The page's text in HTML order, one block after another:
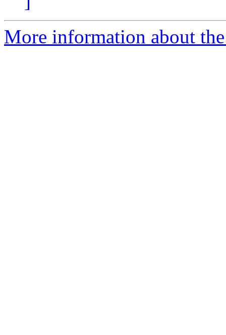
More information about